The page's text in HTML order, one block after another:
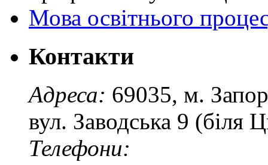
Мова освітнього
Контакти
Адреса: 69035, м.
вул. Заводська 9 (біля
Телефони: